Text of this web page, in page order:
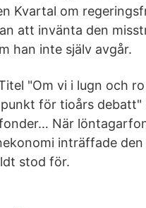
Kvar­tal om
att in­vänta den
han inte själv av­går.
"Om vi i lugn och
för tioårs debatt"
När
inträffade
stod för.